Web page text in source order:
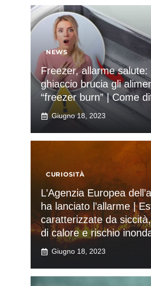
NEWS
Freezer, allarme salute:
ghiaccio brucia gli
“freezer burn” | Come
Giugno 18, 2023
CURIOSITÀ
L’Agenzia Europea
ha lanciato l’allarme |
caratterizzate da
di calore e rischio
Giugno 18, 2023